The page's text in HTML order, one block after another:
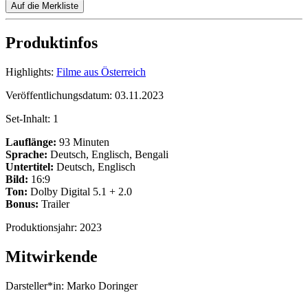
Auf die Merkliste
Produktinfos
Highlights: Filme aus Österreich
Veröffentlichungsdatum: 03.11.2023
Set-Inhalt: 1
Lauflänge: 93 Minuten
Sprache: Deutsch, Englisch, Bengali
Untertitel: Deutsch, Englisch
Bild: 16:9
Ton: Dolby Digital 5.1 + 2.0
Bonus: Trailer
Produktionsjahr: 2023
Mitwirkende
Darsteller*in: Marko Doringer